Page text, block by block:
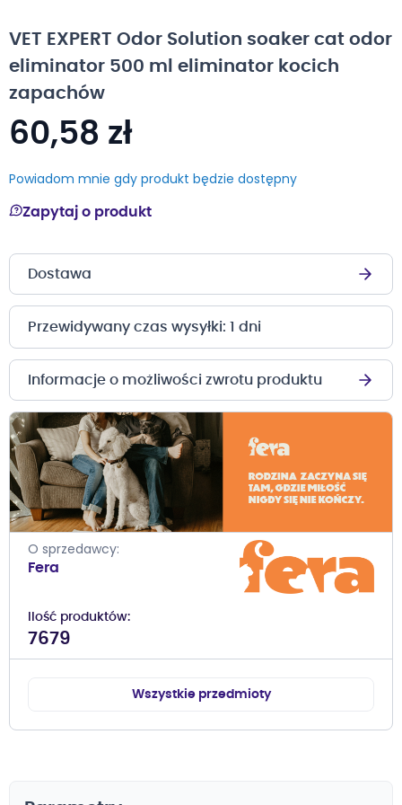
galerii
VET EXPERT Odor Solution soaker cat odor
eliminator 500 ml eliminator kocich
zapachów
60,58 zł
Powiadom mnie gdy produkt będzie dostępny
Zapytaj o produkt
Dostawa
Przewidywany czas wysyłki: 1 dni
Informacje o możliwości zwrotu produktu
O sprzedawcy
Fera
Ilość produktów
7679
Wszystkie przedmioty